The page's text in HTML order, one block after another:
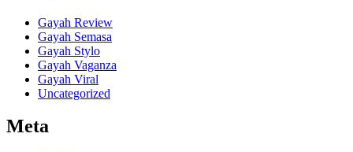
Gayah Review
Gayah Semasa
Gayah Stylo
Gayah Vaganza
Gayah Viral
Uncategorized
Meta